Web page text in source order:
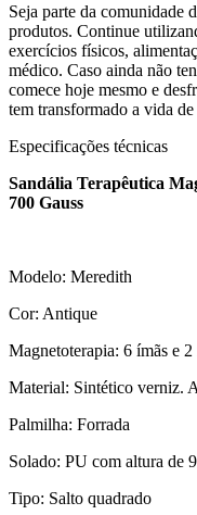
Seja parte da comunidade
produtos. Continue
exercícios físicos,
médico. Caso ainda não
comece hoje mesmo e
tem transformado a vida
Especificações técnicas
Sandália Terapêutica
700 Gauss
Modelo: Meredith
Cor: Antique
Magnetoterapia: 6 ímãs e
Material: Sintético verniz.
Palmilha: Forrada
Solado: PU com altura de
Tipo: Salto quadrado